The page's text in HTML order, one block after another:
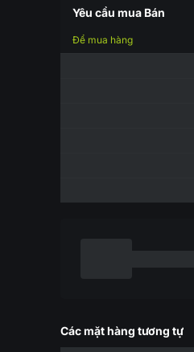
Yêu cầu mua Bán
Để mua hàng
Các mặt hàng tương tự